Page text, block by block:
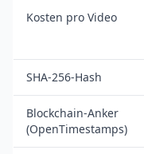
Kosten pro Video
SHA-256-Hash
Blockchain-Anker
(OpenTimestamps)